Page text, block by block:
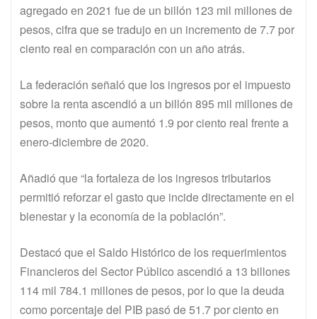
agregado en 2021 fue de un billón 123 mil millones de
pesos, cifra que se tradujo en un incremento de 7.7 por
ciento real en comparación con un año atrás.
La federación señaló que los ingresos por el impuesto
sobre la renta ascendió a un billón 895 mil millones de
pesos, monto que aumentó 1.9 por ciento real frente a
enero-diciembre de 2020.
Añadió que “la fortaleza de los ingresos tributarios
permitió reforzar el gasto que incide directamente en el
bienestar y la economía de la población”.
Destacó que el Saldo Histórico de los requerimientos
Financieros del Sector Público ascendió a 13 billones
114 mil 784.1 millones de pesos, por lo que la deuda
como porcentaje del PIB pasó de 51.7 por ciento en